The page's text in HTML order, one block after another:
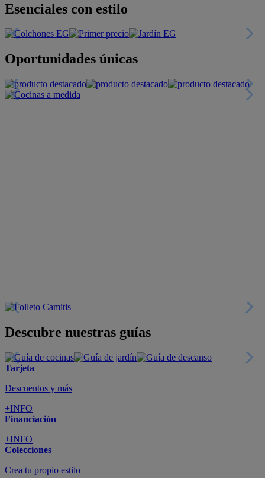
Esenciales con estilo
Oportunidades únicas
Descubre nuestras guías
Tarjeta
Descuentos y más
+INFO
Financiación
+INFO
Colecciones
Crea tu propio estilo